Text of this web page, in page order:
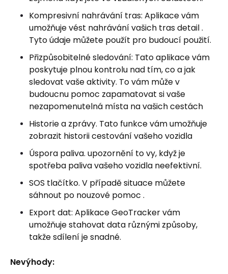
Kompresivní nahrávání tras: Aplikace vám
umožňuje vést nahrávání vašich tras detail .
Tyto údaje můžete použít pro budoucí použití.
Přizpůsobitelné sledování: Tato aplikace vám
poskytuje plnou kontrolu nad tím, co a jak
sledovat vaše aktivity. To vám může v
budoucnu pomoc zapamatovat si vaše
nezapomenutelná místa na vašich cestách
Historie a zprávy. Tato funkce vám umožňuje
zobrazit historii cestování vašeho vozidla
Úspora paliva. upozornění to vy, když je
spotřeba paliva vašeho vozidla neefektivní.
SOS tlačítko. V případě situace můžete
sáhnout po nouzové pomoc .
Export dat: Aplikace GeoTracker vám
umožňuje stahovat data různými způsoby,
takže sdílení je snadné.
Nevýhody: